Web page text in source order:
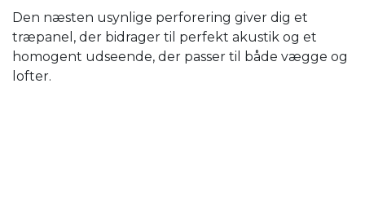
Den næsten usynlige perforering giver dig et
træpanel, der bidrager til perfekt akustik og et
homogent udseende, der passer til både vægge og
lofter.